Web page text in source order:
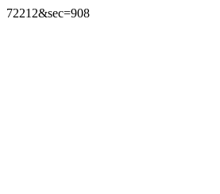
72212&sec=908